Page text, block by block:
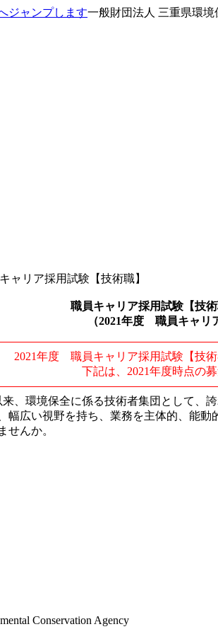
一般財団法人 三重県環境
ャリア採用試験【技術職】
職員キャリア採用試験【技
（2021年度 職員キャリ
2021年度 職員キャリア採用試験【技
下記は、2021年度時点の募
、環境保全に係る技術者集団として、
広い視野を持ち、業務を主体的、能動
んか。
Conservation Agency